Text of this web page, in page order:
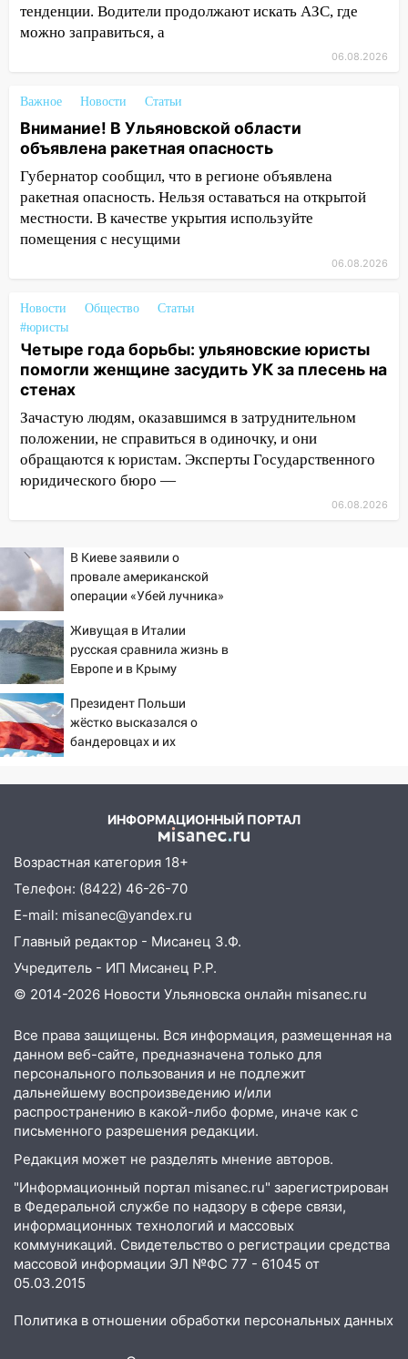
13:30 Пять встреч и почти 5 млн рублей:
ульяновский пенсионер отдал деньги
13:16
На Московском шоссе Opel не
водитель госпитализирован
13:01 В Засвияжье Skoda сбила
женщину на пешеходном переходе
12:49 В Заволжье Hyundai сбил 68-
летнюю женщину на пешеходном
велосипедиста на перекрёстке
12:21 Заволжье ушло под воду после
ливня: дорожникам пришлось срочно
расчищать ливнёвки
10:40 Новый мост через Свиягу в
Ульяновске планируют открыть к
сентябрю
Курьер мошенников из Казани
10:01
В Заволжском районе Ульяновска
загорелся легковой автомобиль
09:51
В Заволжском районе Ульяновска
загорелись промышленные отходы
09:45
В Заволжском районе Ульяновска
загорелся гаражный бокс:
эвакуировались четыре человека
09:28
В Майнском районе загорелся
создание отечественного ПЦР-
07:17
Какая погода ждёт Ульяновскую
область днём 4 августа
07:10 В Ульяновске почти 20 тысяч
вооружённых человек, в том числе
женщины
уничтожили 122 дома
05:00 Вселенная выбрала фаворита:
гороскоп на 4 августа — один знак ждет
настоящий прорыв
03.08.2026
20:38
Ульяновские легкоатлетки
завоевали серебро Первенства России
20:06 В Ишеевке 24-летний мужчина
ударил знакомого ножом в грудь
19:39
В Ульяновске открылась выставка
к 100-летию художника Владимира
тенденции. Водители продолжают искать АЗС, где
можно заправиться, а
06.08.2026
Важное Новости Статьи
Внимание! В Ульяновской области
объявлена ракетная опасность
Губернатор сообщил, что в регионе объявлена
ракетная опасность. Нельзя оставаться на открытой
местности. В качестве укрытия используйте
помещения с несущими
06.08.2026
Новости Общество
Статьи
#юристы
Четыре года борьбы: ульяновские юристы
помогли женщине засудить УК за плесень на
стенах
Зачастую людям, оказавшимся в затруднительном
положении, не справиться в одиночку, и они
обращаются к юристам. Эксперты Государственного
юридического бюро —
06.08.2026
В Киеве заявили о
провале американской
операции «Убей лучника»
Живущая в Италии
русская сравнила жизнь в
Европе и в Крыму
Президент Польши
жёстко высказался о
бандеровцах и их
ИНФОРМАЦИОННЫЙ ПОРТАЛ
Возрастная категория 18+
Телефон: (8422) 46-26-70
E-mail: misanec@yandex.ru
Главный редактор - Мисанец З.Ф.
Учредитель - ИП Мисанец Р.Р.
© 2014-2026 Новости Ульяновска онлайн misanec.ru
Все права защищены. Вся информация, размещенная на
данном веб-сайте, предназначена только для
персонального пользования и не подлежит
дальнейшему воспроизведению и/или
распространению в какой-либо форме, иначе как с
письменного разрешения редакции.
Редакция может не разделять мнение авторов.
"Информационный портал misanec.ru" зарегистрирован
в Федеральной службе по надзору в сфере связи,
информационных технологий и массовых
коммуникаций. Свидетельство о регистрации средства
массовой информации ЭЛ №ФС 77 - 61045 от
05.03.2015
Политика в отношении обработки персональных данных